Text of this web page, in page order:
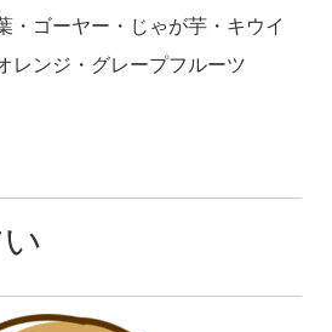
・ゴーヤー・じゃが芋・キウイ
レンジ・グレープフルーツ